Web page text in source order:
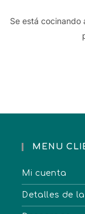
Se está cocinando
MENU
Mi cuenta
Detalles de